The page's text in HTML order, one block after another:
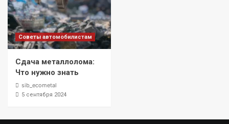
Советы автомобилистам
Сдача металлолома:
Что нужно знать
sib_ecometal
5 сентября 2024